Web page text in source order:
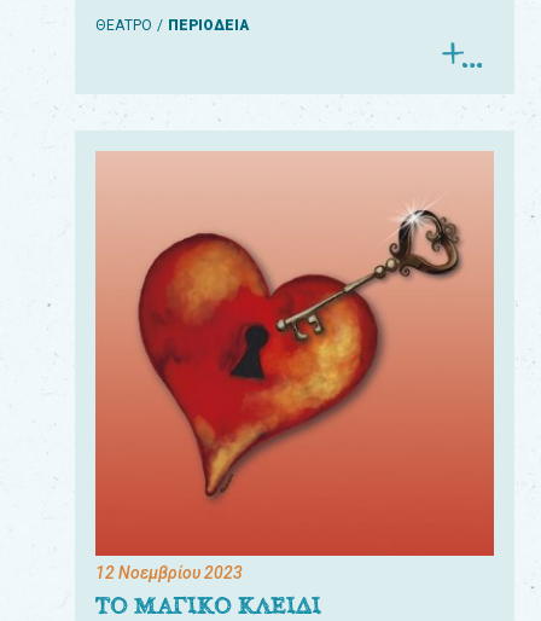
ΘΕΑΤΡΟ ΠΕΡΙΟΔΕΙΑ
12 Νοεμβρίου 2023
ΤΟ ΜΑΓΙΚΟ ΚΛΕΙΔΙ